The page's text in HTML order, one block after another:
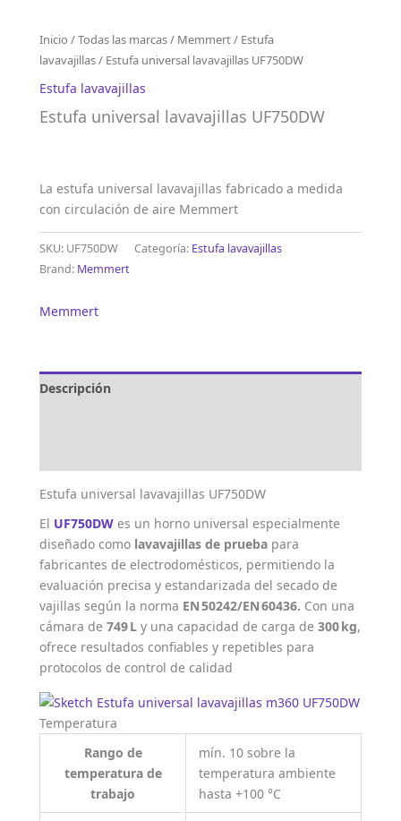
Inicio /Todas las marcas/ Memmert/ Estufa
lavavajillas/ Estufa universal lavavajillas UF750DW
Estufa lavavajillas
Estufa universal lavavajillas UF750DW
La estufa universal lavavajillas fabricado a medida
con circulación de aire Memmert
SKU: UF750DW Categoría: Estufa lavavajillas
Brand: Memmert
Memmert
Descripción
Estufa universal lavavajillas UF750DW
El UF750DW es un horno universal especialmente
diseñado como lavavajillas de prueba para
fabricantes de electrodomésticos, permitiendo la
evaluación precisa y estandarizada del secado de
vajillas según la norma EN 50242/EN 60436. Con una
cámara de 749 L y una capacidad de carga de 300 kg,
ofrece resultados confiables y repetibles para
protocolos de control de calidad
Temperatura
Rango de
temperatura de
trabajo
mín. 10 sobre la
temperatura ambiente
hasta +100 °C